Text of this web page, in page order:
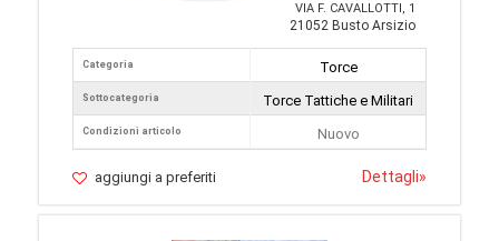
VIA F. CAVALLOTTI, 1
21052 Busto Arsizio
Categoria
Sottocategoria
Condizioni articolo
Torce
Torce Tattiche e Militari
Nuovo
aggiungi a preferiti Dettagli»